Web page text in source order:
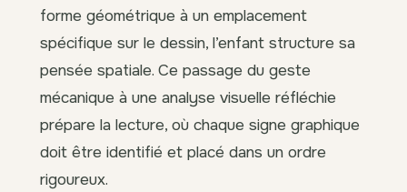
forme géométrique à un emplacement
spécifique sur le dessin, l’enfant structure sa
pensée spatiale. Ce passage du geste
mécanique à une analyse visuelle réfléchie
prépare la lecture, où chaque signe graphique
doit être identifié et placé dans un ordre
rigoureux.